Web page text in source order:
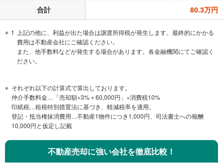
合計
80.3万円
1
上記の他に、利益が出た場合は譲渡所得税が発生します。最終的にかかる
費用は不動産会社にご確認ください。
また、他手数料などが発生する場合があります。各金融機関にてご確認く
ださい。
それぞれ以下の計算式で算出しております。
仲介手数料金…「売却額×3%＋60,000円」×消費税10%
印紙税…租税特別措置法に基づき、軽減税率を適用。
登記・抵当権抹消費用…不動産1物件につき1,000円、司法書士への報酬
10,000円と仮定し記載
不動産売却に強い会社を徹底比較！